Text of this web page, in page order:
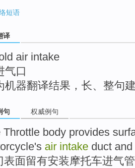
短语
译
air intake
气口
机器翻译结果，长、整句
句 权威例句
Throttle body provides
's air intake duct and
表面留有安装摩托车进气管